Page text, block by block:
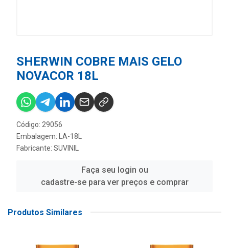
SHERWIN COBRE MAIS GELO
NOVACOR 18L
Código: 29056
Embalagem: LA-18L
Fabricante: SUVINIL
Faça seu login ou
cadastre-se para ver preços e comprar
Produtos Similares